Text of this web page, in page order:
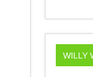
WILLY